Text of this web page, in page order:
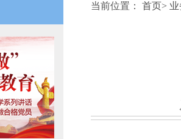
当前位置： 首页>